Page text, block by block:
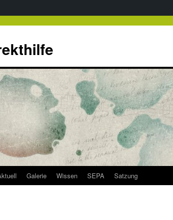
Galerie Wissen SEPA Satzung